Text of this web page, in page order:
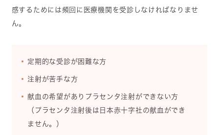
感するためには頻回に医療機関を受診しなければなりませ
ん。
定期的な受診が困難な方
注射が苦手な方
献血の希望がありプラセンタ注射ができない方
（プラセンタ注射後は日本赤十字社の献血ができ
ません。）